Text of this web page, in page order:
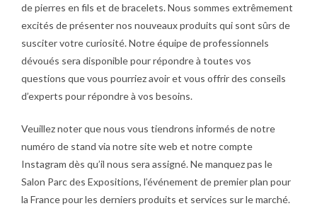
de pierres en fils et de bracelets. Nous sommes extrêmement
excités de présenter nos nouveaux produits qui sont sûrs de
susciter votre curiosité. Notre équipe de professionnels
dévoués sera disponible pour répondre à toutes vos
questions que vous pourriez avoir et vous offrir des conseils
d’experts pour répondre à vos besoins.
Veuillez noter que nous vous tiendrons informés de notre
numéro de stand via notre site web et notre compte
Instagram dès qu’il nous sera assigné. Ne manquez pas le
Salon Parc des Expositions, l’événement de premier plan pour
la France pour les derniers produits et services sur le marché.